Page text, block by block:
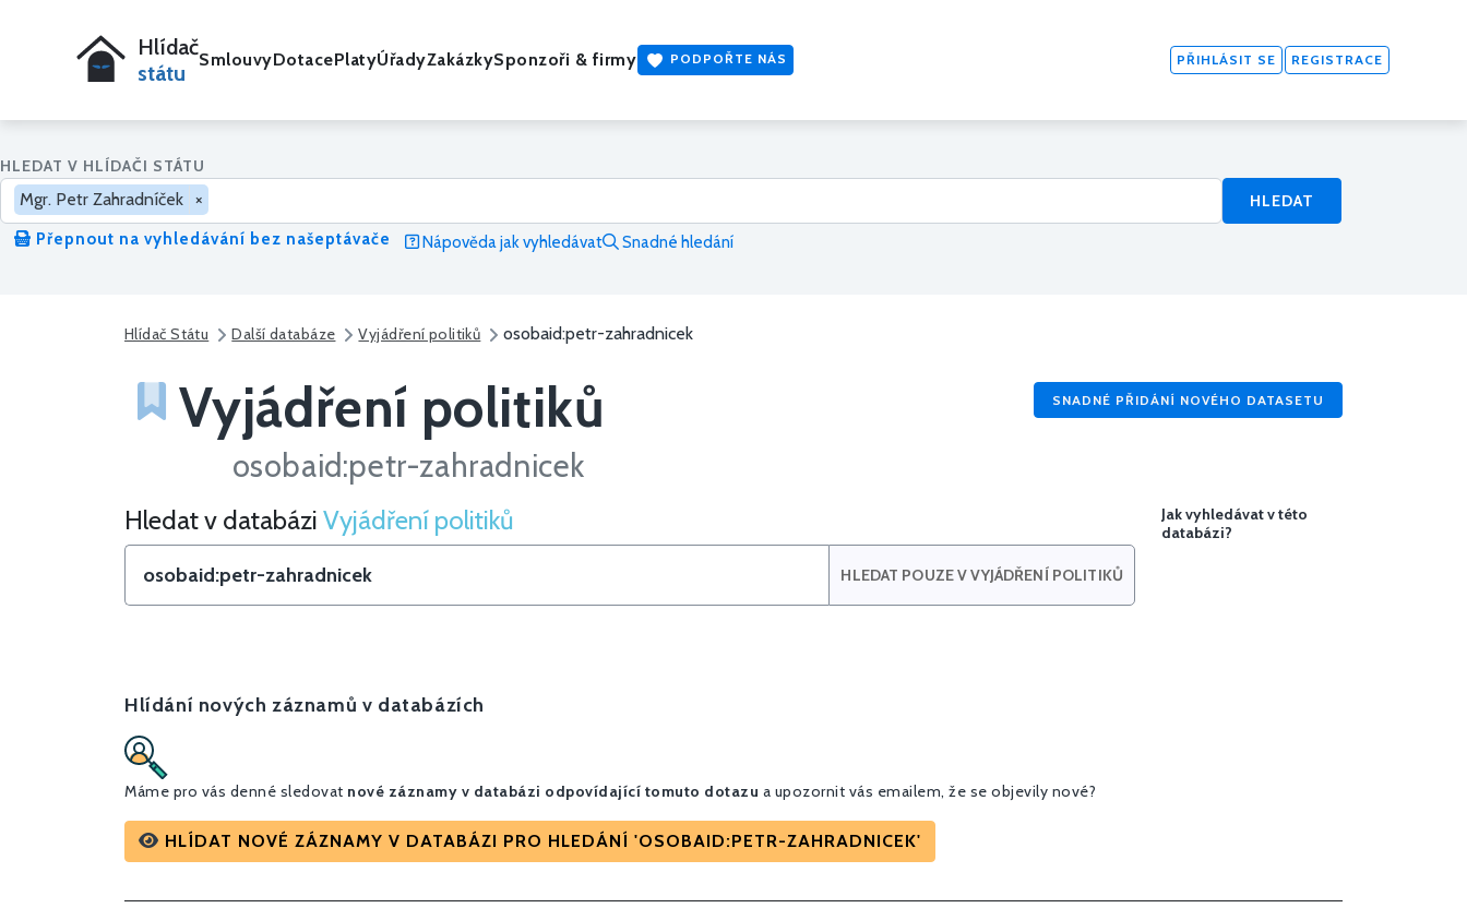
Hlídač
státu
SmlouvyDotacePlatyÚřadyZakázkySponzoři & firmy PODPOŘTE NÁS PŘIHLÁSIT SE REGISTRACE
HLEDAT V HLÍDAČI STÁTU
Mgr. Petr Zahradníček ×
HLEDAT
Přepnout na vyhledávání bez našeptávače
Nápověda jak vyhledávat Snadné hledání
Hlídač Státu Další databáze Vyjádření politiků osobaid:petr-zahradnicek
SNADNÉ PŘIDÁNÍ NOVÉHO DATASETU
Vyjádření politiků
osobaid:petr-zahradnicek
Hledat v Vyjádření politiků
Hledat v databázi Vyjádření politiků
HLEDAT POUZE V VYJÁDŘENÍ POLITIKŮ
Jak vyhledávat v této
databázi?
Hlídání nových záznamů v databázích
Máme pro vás denné sledovat nové záznamy v databázi odpovídající tomuto dotazu a upozornit vás emailem, že se objevily nové?
HLÍDAT NOVÉ ZÁZNAMY V DATABÁZI PRO HLEDÁNÍ 'OSOBAID:PETR-ZAHRADNICEK'